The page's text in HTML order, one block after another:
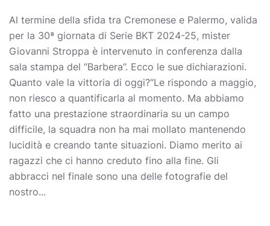
Al termine della sfida tra Cremonese e Palermo, valida
per la 30ª giornata di Serie BKT 2024-25, mister
Giovanni Stroppa è intervenuto in conferenza dalla
sala stampa del “Barbera”. Ecco le sue dichiarazioni.
Quanto vale la vittoria di oggi?“Le rispondo a maggio,
non riesco a quantificarla al momento. Ma abbiamo
fatto una prestazione straordinaria su un campo
difficile, la squadra non ha mai mollato mantenendo
lucidità e creando tante situazioni. Diamo merito ai
ragazzi che ci hanno creduto fino alla fine. Gli
abbracci nel finale sono una delle fotografie del
nostro...